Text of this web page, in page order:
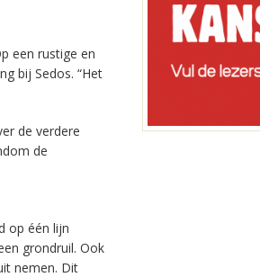
een rustige en
bij Sedos. “Het
de verdere
de
op één lijn
grondruil. Ook
nemen. Dit